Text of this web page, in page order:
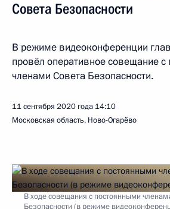
Совета Безопасности
В режиме видеоконференции
провёл оперативное совещание
членами Совета Безопасности.
11 сентября 2020 года 14:10
Московская область, Ново-Огарёво
В ходе совещания с постоянными
Безопасности (в режиме